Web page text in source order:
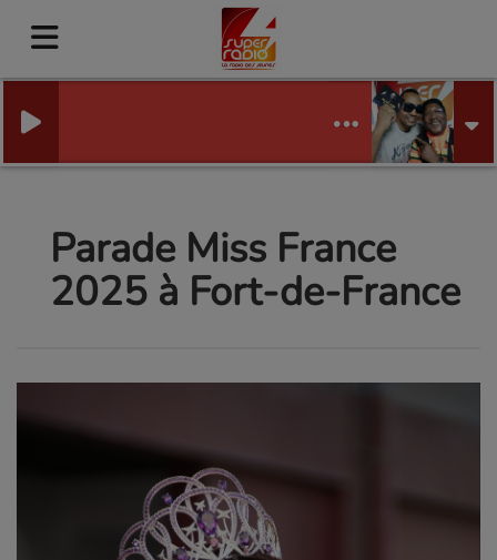
Parade Miss France
2025 à Fort-de-France